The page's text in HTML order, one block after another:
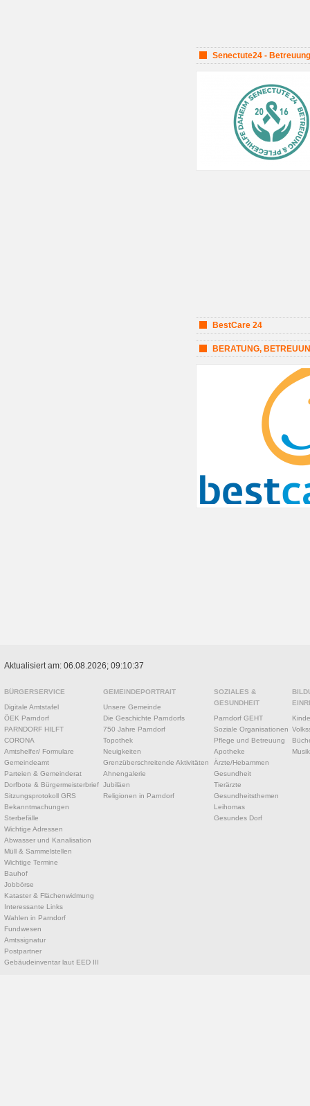
Senectute24 -
BestCare 24
BERATUNG,
Aktualisiert am: 06.08.2026; 09:10:37
BÜRGERSERVICE
Digitale Amtstafel
ÖEK Parndorf
PARNDORF HILFT
CORONA
Amtshelfer/ Formulare
Gemeindeamt
Parteien & Gemeinderat
Dorfbote & Bürgermeisterbrief
Sitzungsprotokoll GRS
Bekanntmachungen
Sterbefälle
Wichtige Adressen
Abwasser und Kanalisation
Müll & Sammelstellen
Wichtige Termine
Bauhof
Jobbörse
Kataster & Flächenwidmung
Interessante Links
Wahlen in Parndorf
Fundwesen
Amtssignatur
Postpartner
Gebäudeinventar laut EED III
GEMEINDEPORTRAIT
Unsere Gemeinde
Die Geschichte Parndorfs
750 Jahre Parndorf
Topothek
Neuigkeiten
Grenzüberschreitende Aktivitäten
Ahnengalerie
Jubiläen
Religionen in Parndorf
SOZIALES &
GESUNDHEIT
Parndorf GEHT
Soziale Organisationen
Pflege und Betreuung
Apotheke
Ärzte/Hebammen
Gesundheit
Tierärzte
Gesundheitsthemen
Leihomas
Gesundes Dorf